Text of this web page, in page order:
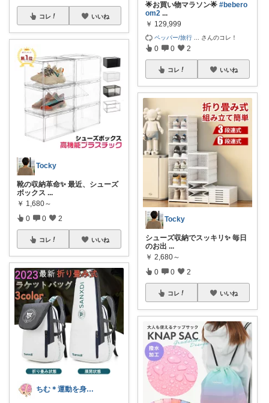
コレ いいね
Tocky
靴の収納革命✨ 最近、シューズ
ボックス ...
￥ 1,680～
0 0 2
コレ いいね
ちむ＊運動を身近に、ハッピーに＊
🌟お買い物マラソン🌟 #bebero
om2 ...
￥ 129,999
ペッパー/旅行 さんのコレ！
0 0 2
コレ いいね
Tocky
シューズ収納でスッキリ✨ 毎日
のお出 ...
￥ 2,680～
0 0 2
コレ いいね